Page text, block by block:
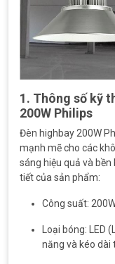
1. Thông số kỹ
200W Philips
Đèn highbay 200W
mạnh mẽ cho các
sáng hiệu quả và
tiết của sản phẩm:
Công suất:
Loại bóng: LED
năng và kéo dài